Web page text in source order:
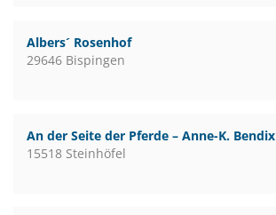
Albers´ Rosenhof
29646 Bispingen
An der Seite der Pferde – Anne-K. Bendix
15518 Steinhöfel